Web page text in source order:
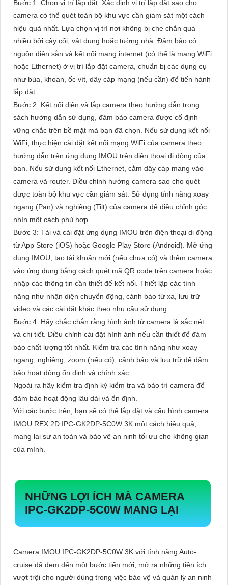
Bước 1: Chọn vị trí lắp đặt: Xác định vị trí lắp đặt sao cho
camera có thể quét toàn bộ khu vực cần giám sát một cách
hiệu quả nhất. Lựa chọn vị trí nơi không bị che chắn quá
nhiều bởi cây cối, vật dụng hoặc tường nhà. Đảm bảo có
nguồn điện sẵn và kết nối mạng internet (có thể là mạng WiFi
hoặc Ethernet) ở vị trí lắp đặt camera, chuẩn bị các dụng cụ
như búa, khoan, ốc vít, dây cáp mạng (nếu cần) để tiến hành
lắp đặt.
Bước 2: Kết nối điện và lắp camera theo hướng dẫn trong
sách hướng dẫn sử dụng, đảm bảo camera được cố định
vững chắc trên bề mặt mà bạn đã chọn. Nếu sử dụng kết nối
WiFi, thực hiện cài đặt kết nối mạng WiFi của camera theo
hướng dẫn trên ứng dụng IMOU trên điện thoại di động của
bạn. Nếu sử dụng kết nối Ethernet, cắm dây cáp mạng vào
camera và router. Điều chỉnh hướng camera sao cho quét
được toàn bộ khu vực cần giám sát. Sử dụng tính năng xoay
ngang (Pan) và nghiêng (Tilt) của camera để điều chỉnh góc
nhìn một cách phù hợp.
Bước 3: Tải và cài đặt ứng dụng IMOU trên điện thoại di động
từ App Store (iOS) hoặc Google Play Store (Android). Mở ứng
dụng IMOU, tạo tài khoản mới (nếu chưa có) và thêm camera
vào ứng dụng bằng cách quét mã QR code trên camera hoặc
nhập các thông tin cần thiết để kết nối. Thiết lập các tính
năng như nhận diện chuyển động, cảnh báo từ xa, lưu trữ
video và các cài đặt khác theo nhu cầu sử dụng.
Bước 4: Hãy chắc chắn rằng hình ảnh từ camera là sắc nét
và chi tiết. Điều chỉnh cài đặt hình ảnh nếu cần thiết để đảm
bảo chất lượng tốt nhất. Kiểm tra các tính năng như xoay
ngang, nghiêng, zoom (nếu có), cảnh báo và lưu trữ để đảm
bảo hoạt động ổn định và chính xác.
Ngoài ra hãy kiểm tra định kỳ kiểm tra và bảo trì camera để
đảm bảo hoạt động lâu dài và ổn định.
Với các bước trên, bạn sẽ có thể lắp đặt và cấu hình camera
IMOU REX 2D IPC-GK2DP-5C0W 3K một cách hiệu quả,
mang lại sự an toàn và bảo vệ an ninh tối ưu cho không gian
của mình.
NHỮNG LỢI ÍCH MÀ CAMERA
IPC-GK2DP-5C0W MANG LẠI
Camera IMOU IPC-GK2DP-5C0W 3K với tính năng Auto-
cruise đã đem đến một bước tiến mới, mở ra những tiện ích
vượt trội cho người dùng trong việc bảo vệ và quản lý an ninh